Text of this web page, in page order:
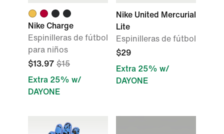
Nike Charge
Espinilleras de fútbol
para niños
$13.97 $15
Extra 25% w/
DAYONE
Nike United Mercurial
Lite
Espinilleras de fútbol
$29
Extra 25% w/
DAYONE